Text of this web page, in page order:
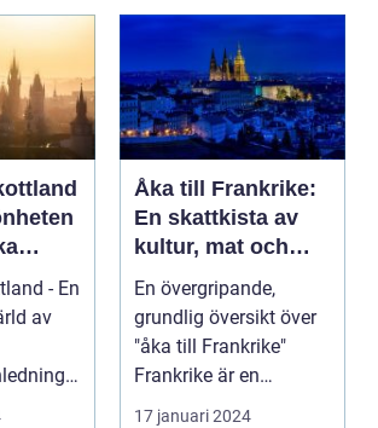
- En
av
Åka till Frankrike:
En skattkista av
kultur, mat och
historia
En övergripande,
grundlig översikt över
"åka till Frankrike"
Frankrike är en
destination som ofta
17 januari 2024